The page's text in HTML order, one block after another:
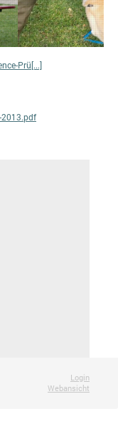
Prü[...]
2013.pdf
Login
Webansicht